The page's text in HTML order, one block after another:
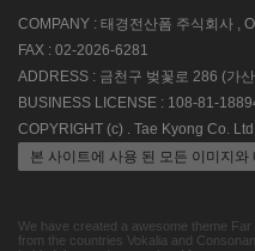
COMPANY : 태경전산폼 주식회사 ,
FAX : 02-2026-6281
ADDRESS : 금천구 벚꽃로 286 (가
BUSINESS LICENSE : 108-81-
COPYRIGHT (c) . Tae Kyong Co.
본 사이트에 사용 된 모든 이미지
We have created a awesome theme
from the countries Vokalia and